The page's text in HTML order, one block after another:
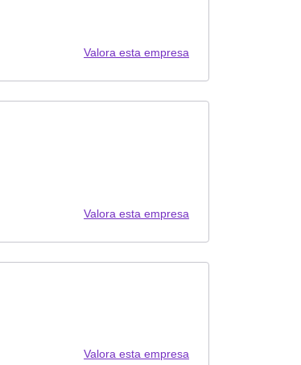
Valora esta empresa
Valora esta empresa
Valora esta empresa